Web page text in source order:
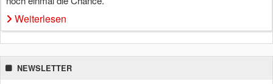
Weiterlesen
NEWSLETTER